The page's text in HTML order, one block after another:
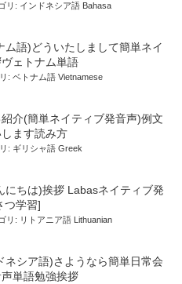
リ: インドネシア語 Bahasa
ム語)どういたしまして簡単ネイ
ェトナム単語
: ベトナム語 Vietnamese
介(簡単ネイティブ発音声)例文
ます読み方
: ギリシャ語 Greek
にちは)挨拶 Labasネイティブ発
つ学習]
リ: リトアニア語 Lithuanian
ネシア語)さようなら簡単日常会
単語勉強挨拶